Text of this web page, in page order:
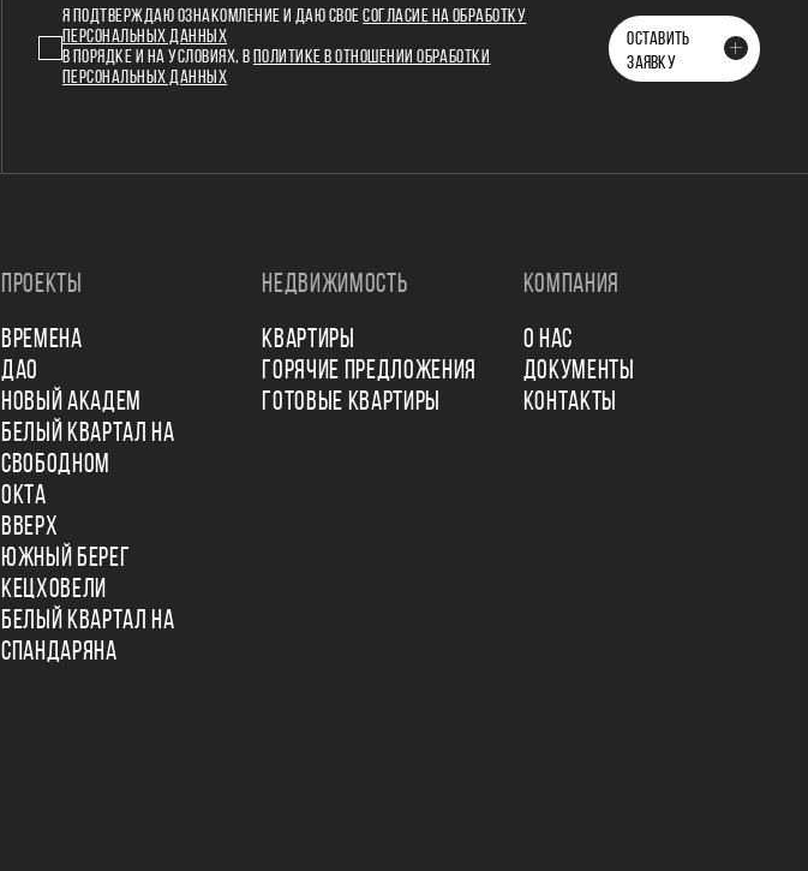
Я ПОДТВЕРЖДАЮ ОЗНАКОМЛЕНИЕ И ДАЮ СВОЕСОГЛАСИЕ НА ОБРАБОТКУ
ПЕРСОНАЛЬНЫХ ДАННЫХ
В ПОРЯДКЕ И НА УСЛОВИЯХ, В
ПОЛИТИКЕ В ОТНОШЕНИИ ОБРАБОТКИ
ПЕРСОНАЛЬНЫХ ДАННЫХ
ОСТАВИТЬ
ЗАЯВКУ
ПРОЕКТЫ
ВРЕМЕНА
ДАО
НОВЫЙ АКАДЕМ
БЕЛЫЙ КВАРТАЛ НА
СВОБОДНОМ
ОКТА
ВВЕРХ
ЮЖНЫЙ БЕРЕГ
КЕЦХОВЕЛИ
БЕЛЫЙ КВАРТАЛ НА
СПАНДАРЯНА
НЕДВИЖИМОСТЬ
КВАРТИРЫ
ГОРЯЧИЕ ПРЕДЛОЖЕНИЯ
ГОТОВЫЕ КВАРТИРЫ
КОМПАНИЯ
О НАС
ДОКУМЕНТЫ
КОНТАКТЫ